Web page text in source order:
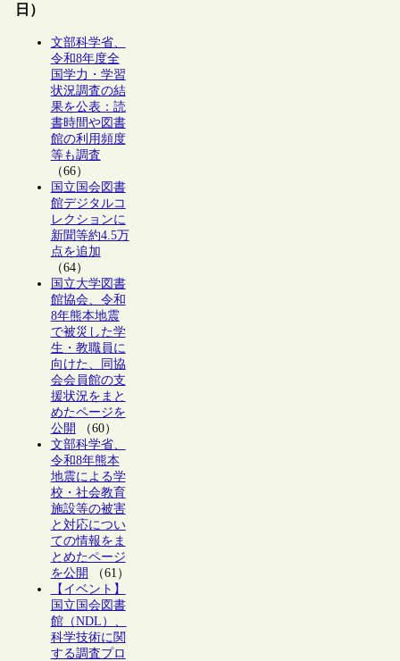
日）
文部科学省、
令和8年度全
国学力・学習
状況調査の結
果を公表：読
書時間や図書
館の利用頻度
等も調査
（66）
国立国会図書
館デジタルコ
レクションに
新聞等約4.5万
点を追加
（64）
国立大学図書
館協会、令和
8年熊本地震
で被災した学
生・教職員に
向けた、同協
会会員館の支
援状況をまと
めたページを
公開
（60）
文部科学省、
令和8年熊本
地震による学
校・社会教育
施設等の被害
と対応につい
ての情報をま
とめたページ
を公開
（61）
【イベント】
国立国会図書
館（NDL）、
科学技術に関
する調査プロ